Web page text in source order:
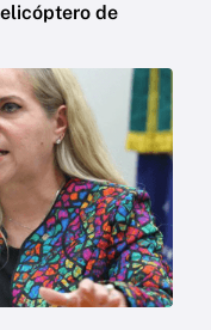
de